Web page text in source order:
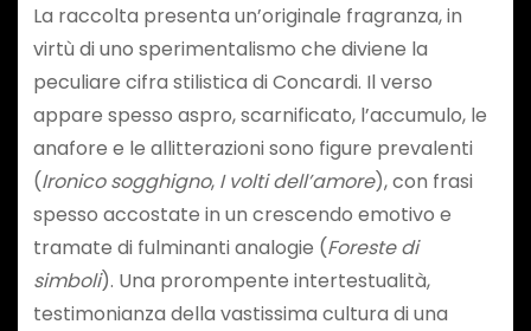
La raccolta presenta un’originale fragranza, in
virtù di uno sperimentalismo che diviene la
peculiare cifra stilistica di Concardi. Il verso
appare spesso aspro, scarnificato, l’accumulo, le
anafore e le allitterazioni sono figure prevalenti
(Ironico sogghigno,I volti dell’amore), con frasi
spesso accostate in un crescendo emotivo e
tramate di fulminanti analogie (Foreste di
simboli). Una prorompente intertestualità,
testimonianza della vastissima cultura di una